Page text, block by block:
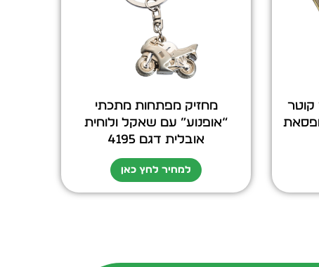
קוטר
מחזיק מפתחות מתכתי
“אופנוע” עם שאקל ולוחית
אובלית דגם 4195
למחיר לחץ כאן